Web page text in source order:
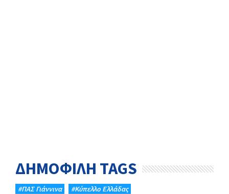
ΔΗΜΟΦΙΛΗ TAGS
#ΠΑΣ Γιάννινα
#Κύπελλο Ελλάδας